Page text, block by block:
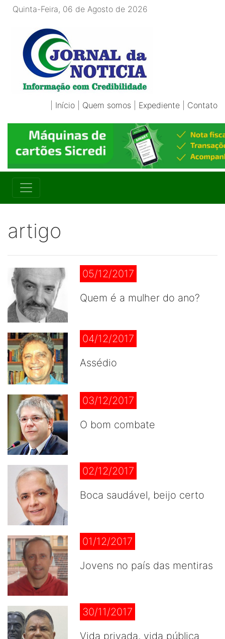
Quinta-Feira, 06 de Agosto de 2026
Início Quem somos Expediente Contato
artigo
05/12/2017
Quem é a mulher do ano?
04/12/2017
Assédio
03/12/2017
O bom combate
02/12/2017
Boca saudável, beijo certo
01/12/2017
Jovens no país das mentiras
30/11/2017
Vida privada, vida pública